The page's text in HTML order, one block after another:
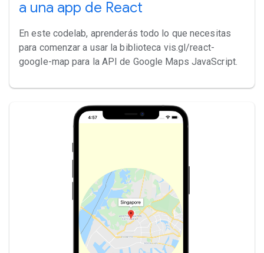
a una app de React
En este codelab, aprenderás todo lo que necesitas
para comenzar a usar la biblioteca vis.gl/react-
google-map para la API de Google Maps JavaScript.